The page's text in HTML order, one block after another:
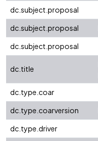
dc.subject.proposal
dc.subject.proposal
dc.subject.proposal
dc.title
dc.type.coar
dc.type.coarversion
dc.type.driver